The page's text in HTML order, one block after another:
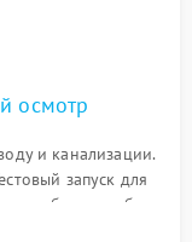
осмотр
и канализации.
запуск для
сбоев в работе